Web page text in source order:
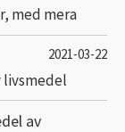
med mera
2021-03-22
livsmedel
av